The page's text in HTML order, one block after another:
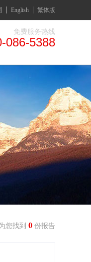
English 繁体版
免费服务热线
086-5388
您找到 0 份报告